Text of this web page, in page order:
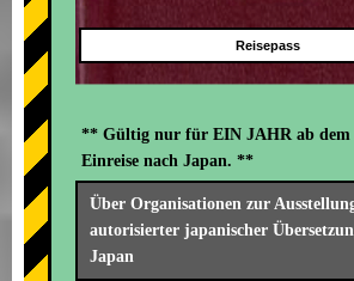
Reisepass
** Gültig nur für EIN JAHR ab dem
Einreise nach Japan. **
Über Organisationen zur
autorisierter japanischer
Japan